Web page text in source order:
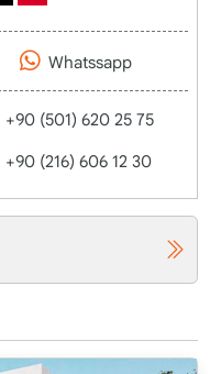
Whatssapp
+90 (501) 620 25 75
+90 (216) 606 12 30